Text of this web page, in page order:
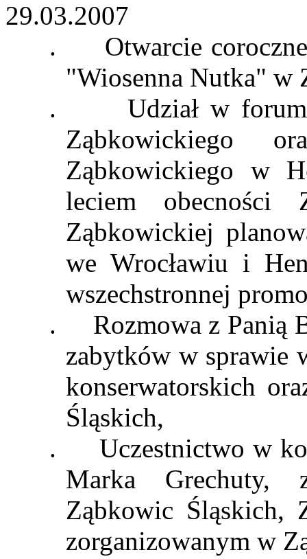
29.03.2007
.
Otwarcie
"Wiosenna Nutka"
.
Udział w
Ząbkowickiego
Ząbkowickiego w
leciem obecności
Ząbkowickiej
we Wrocławiu i
wszechstronnej
.
Rozmowa z Panią
zabytków w sprawie
konserwatorskich
Śląskich,
.
Uczestnictwo w
Marka Grechuty, z
Ząbkowic Śląskich,
zorganizowanym w